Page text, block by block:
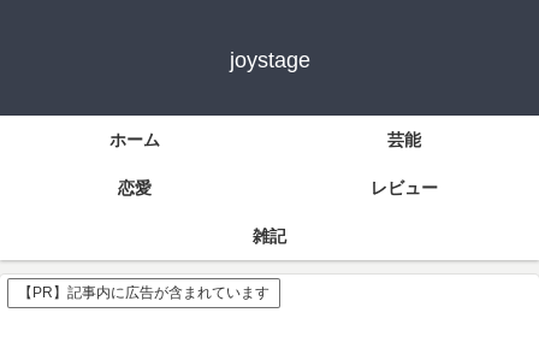
joystage
ホーム 芸能
恋愛 レビュー
雑記
【PR】記事内に広告が含まれています